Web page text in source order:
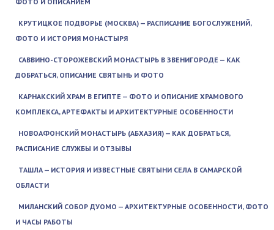
КРУТИЦКОЕ ПОДВОРЬЕ (МОСКВА) — РАСПИСАНИЕ БОГОСЛУЖЕНИЙ,
ФОТО И ИСТОРИЯ МОНАСТЫРЯ
САВВИНО-СТОРОЖЕВСКИЙ МОНАСТЫРЬ В ЗВЕНИГОРОДЕ — КАК
ДОБРАТЬСЯ, ОПИСАНИЕ СВЯТЫНЬ И ФОТО
КАРНАКСКИЙ ХРАМ В ЕГИПТЕ — ФОТО И ОПИСАНИЕ ХРАМОВОГО
КОМПЛЕКСА, АРТЕФАКТЫ И АРХИТЕКТУРНЫЕ ОСОБЕННОСТИ
НОВОАФОНСКИЙ МОНАСТЫРЬ (АБХАЗИЯ) — КАК ДОБРАТЬСЯ,
РАСПИСАНИЕ СЛУЖБЫ И ОТЗЫВЫ
ТАШЛА — ИСТОРИЯ И ИЗВЕСТНЫЕ СВЯТЫНИ СЕЛА В САМАРСКОЙ
ОБЛАСТИ
МИЛАНСКИЙ СОБОР ДУОМО — АРХИТЕКТУРНЫЕ ОСОБЕННОСТИ, ФОТО
И ЧАСЫ РАБОТЫ